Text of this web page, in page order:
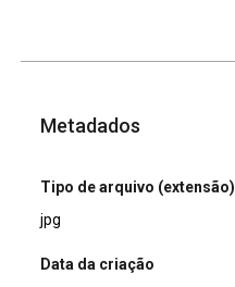
Metadados
Tipo de arquivo (extensão)
jpg
Data da criação